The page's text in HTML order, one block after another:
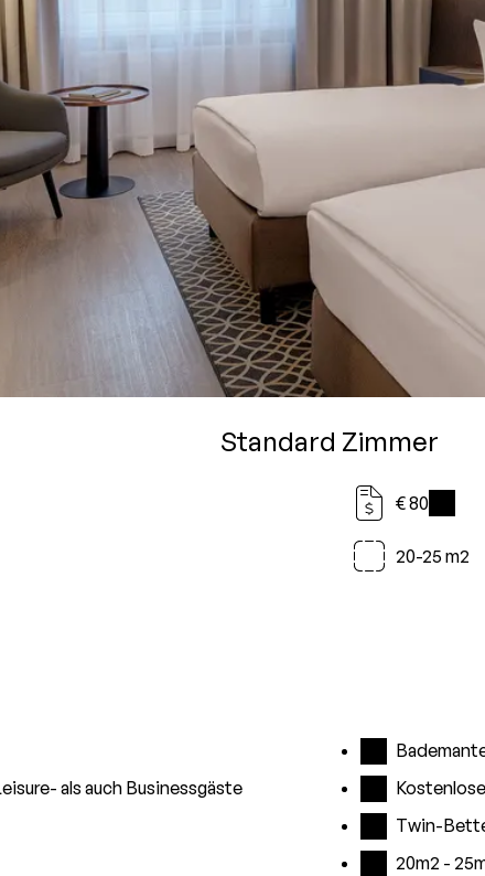
Standard Zimmer
€ 80
20-25 m2
als auch Businessgäste
Twin-
20m2 -